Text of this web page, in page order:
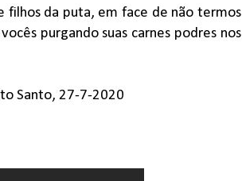
filhos da puta, em face de não termos
purgando suas carnes podres nos
Santo, 27-7-2020